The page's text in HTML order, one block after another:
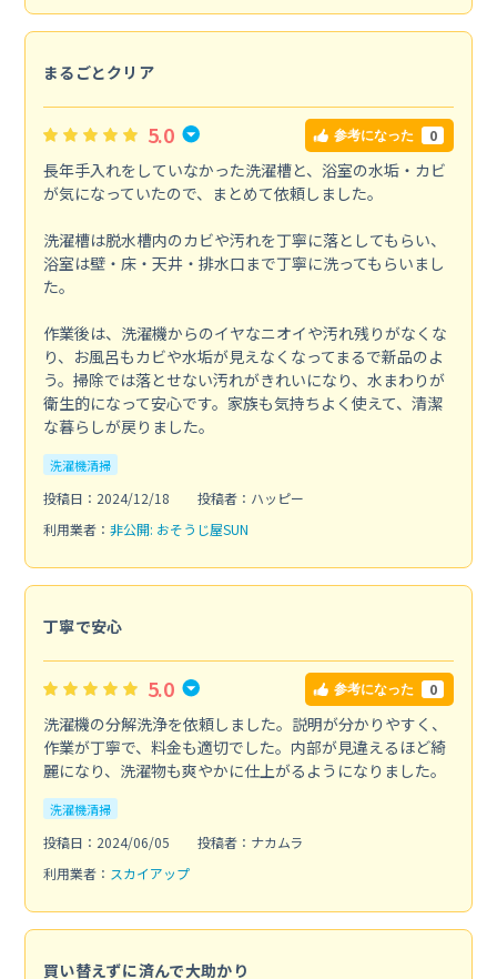
まるごとクリア
5.0 参考になった 0
長年手入れをしていなかった洗濯槽と、浴室の水垢・カビ
が気になっていたので、まとめて依頼しました。
洗濯槽は脱水槽内のカビや汚れを丁寧に落としてもらい、
浴室は壁・床・天井・排水口まで丁寧に洗ってもらいまし
た。
作業後は、洗濯機からのイヤなニオイや汚れ残りがなくな
り、お風呂もカビや水垢が見えなくなってまるで新品のよ
う。掃除では落とせない汚れがきれいになり、水まわりが
衛生的になって安心です。家族も気持ちよく使えて、清潔
な暮らしが戻りました。
洗濯機清掃
投稿日：2024/12/18
投稿者：ハッピー
利用業者： 非公開: おそうじ屋SUN
丁寧で安心
5.0 参考になった 0
洗濯機の分解洗浄を依頼しました。説明が分かりやすく、
作業が丁寧で、料金も適切でした。内部が見違えるほど綺
麗になり、洗濯物も爽やかに仕上がるようになりました。
洗濯機清掃
投稿日：2024/06/05
投稿者：ナカムラ
利用業者： スカイアップ
買い替えずに済んで大助かり